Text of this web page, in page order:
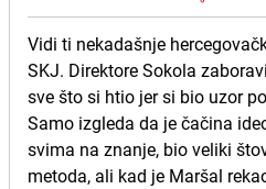
Vidi ti nekadašnje
SKJ. Direktore Sokola
sve što si htio jer si bio uzor
Samo izgleda da je čačina
svima na znanje, bio veliki
metoda, ali kad je Maršal